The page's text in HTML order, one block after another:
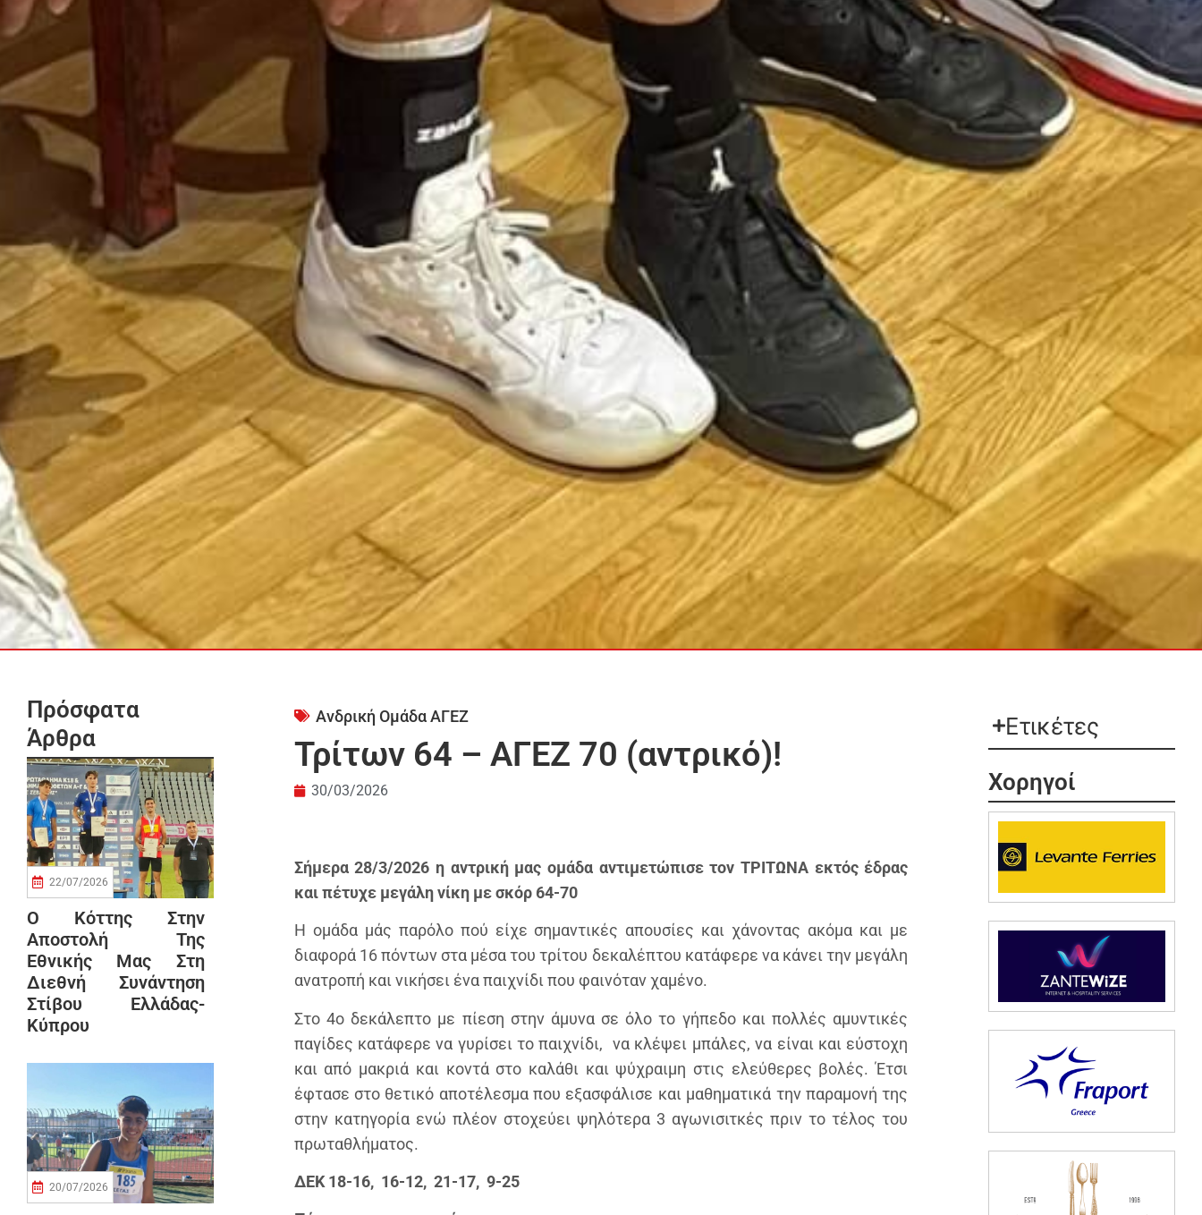
Πρόσφατα
Άρθρα
22/07/2026
Ο Κόττης Στην
Αποστολή Της
Εθνικής Μας Στη
Διεθνή Συνάντηση
Στίβου Ελλάδας-
Κύπρου
20/07/2026
Ανδρική Ομάδα ΑΓΕΖ
Τρίτων 64 – ΑΓΕΖ 70 (αντρικό)!
30/03/2026
Σήμερα 28/3/2026 η αντρική μας ομάδα αντιμετώπισε τον ΤΡΙΤΩΝΑ εκτός έδρας
και πέτυχε μεγάλη νίκη με σκόρ 64-70
Η ομάδα μάς παρόλο πού είχε σημαντικές απουσίες και χάνοντας ακόμα και με
διαφορά 16 πόντων στα μέσα του τρίτου δεκαλέπτου κατάφερε να κάνει την μεγάλη
ανατροπή και νικήσει ένα παιχνίδι που φαινόταν χαμένο.
Στο 4ο δεκάλεπτο με πίεση στην άμυνα σε όλο το γήπεδο και πολλές αμυντικές
παγίδες κατάφερε να γυρίσει το παιχνίδι, να κλέψει μπάλες, να είναι και εύστοχη
και από μακριά και κοντά στο καλάθι και ψύχραιμη στις ελεύθερες βολές. Έτσι
έφτασε στο θετικό αποτέλεσμα που εξασφάλισε και μαθηματικά την παραμονή της
στην κατηγορία ενώ πλέον στοχεύει ψηλότερα 3 αγωνισιτκές πριν το τέλος του
πρωταθλήματος.
ΔΕΚ 18-16, 16-12, 21-17, 9-25
Ετικέτες
Χορηγοί